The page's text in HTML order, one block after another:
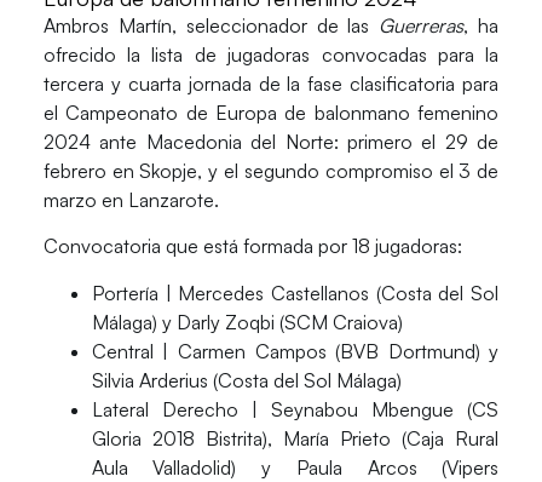
Ambros Martín, seleccionador de las Guerreras, ha
ofrecido la lista de jugadoras convocadas para la
tercera y cuarta jornada de la fase clasificatoria para
elCampeonato de Europa de balonmano femenino
2024ante Macedonia del Norte: primero el 29 de
febrero en Skopje, y el segundo compromiso el 3 de
marzo en Lanzarote.
Convocatoria que está formada por 18 jugadoras:
Portería | Mercedes Castellanos (Costa del Sol
Málaga) y Darly Zoqbi (SCM Craiova)
Central | Carmen Campos (BVB Dortmund) y
Silvia Arderius (Costa del Sol Málaga)
Lateral Derecho | Seynabou Mbengue (CS
Gloria 2018 Bistrita), María Prieto (Caja Rural
Aula Valladolid) y Paula Arcos (Vipers